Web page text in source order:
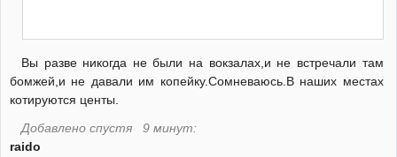
Вы разве никогда не были на вокзалах,и не встречали там
бомжей,и не давали им копейку.Сомневаюсь.В наших местах
котируются центы.
Добавлено спустя 9 минут:
raido